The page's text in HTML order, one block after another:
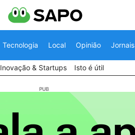
Tecnologia Local Opinião Jornais
Inovação & Startups Isto é útil